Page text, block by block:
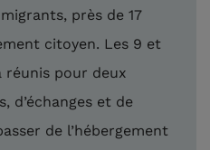
près de 17
citoyen. Les 9 et
réunis pour deux
d’échanges et de
de l’hébergement